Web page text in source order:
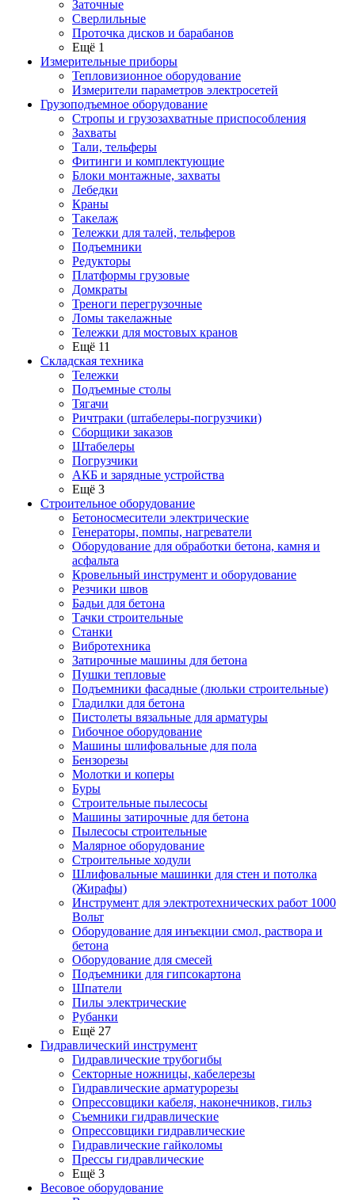
Заточные
Сверлильные
Проточка дисков и барабанов
Ещё 1
Измерительные приборы
Тепловизионное оборудование
Измерители параметров электросетей
Грузоподъемное оборудование
Стропы и грузозахватные приспособления
Захваты
Тали, тельферы
Фитинги и комплектующие
Блоки монтажные, захваты
Лебедки
Краны
Такелаж
Тележки для талей, тельферов
Подъемники
Редукторы
Платформы грузовые
Домкраты
Треноги перегрузочные
Ломы такелажные
Тележки для мостовых кранов
Ещё 11
Складская техника
Тележки
Подъемные столы
Тягачи
Ричтраки (штабелеры-погрузчики)
Сборщики заказов
Штабелеры
Погрузчики
АКБ и зарядные устройства
Ещё 3
Строительное оборудование
Бетоносмесители электрические
Генераторы, помпы, нагреватели
Оборудование для обработки бетона, камня и
асфальта
Кровельный инструмент и оборудование
Резчики швов
Бадьи для бетона
Тачки строительные
Станки
Вибротехника
Затирочные машины для бетона
Пушки тепловые
Подъемники фасадные (люльки строительные)
Гладилки для бетона
Пистолеты вязальные для арматуры
Гибочное оборудование
Машины шлифовальные для пола
Бензорезы
Молотки и коперы
Буры
Строительные пылесосы
Машины затирочные для бетона
Пылесосы строительные
Малярное оборудование
Строительные ходули
Шлифовальные машинки для стен и потолка
(Жирафы)
Инструмент для электротехнических работ 1000
Вольт
Оборудование для инъекции смол, раствора и
бетона
Оборудование для смесей
Подъемники для гипсокартона
Шпатели
Пилы электрические
Рубанки
Ещё 27
Гидравлический инструмент
Гидравлические трубогибы
Секторные ножницы, кабелерезы
Гидравлические арматурорезы
Опрессовщики кабеля, наконечников, гильз
Съемники гидравлические
Опрессовщики гидравлические
Гидравлические гайколомы
Прессы гидравлические
Ещё 3
Весовое оборудование